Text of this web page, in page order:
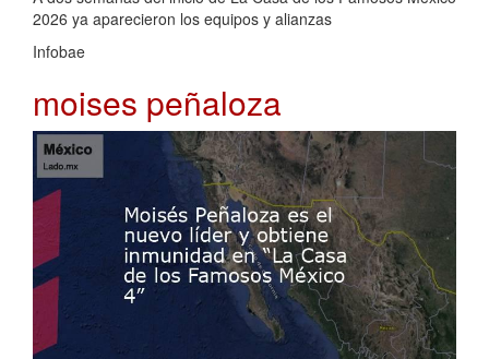
2026 ya aparecieron los equipos y alianzas
Infobae
moises peñaloza